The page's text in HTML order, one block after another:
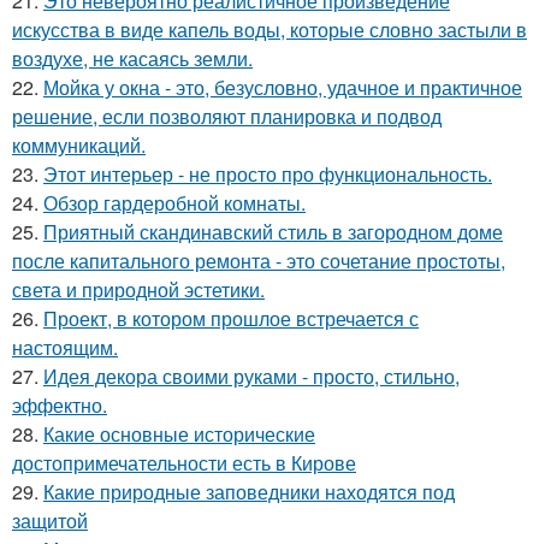
искусства в виде капель воды, которые словно застыли в
воздухе, не касаясь земли.
22. Мойка у окна - это, безусловно, удачное и практичное
решение, если позволяют планировка и подвод
коммуникаций.
23. Этот интерьер - не просто про функциональность.
24. Обзор гардеробной комнаты.
25. Приятный скандинавский стиль в загородном доме
после капитального ремонта - это сочетание простоты,
света и природной эстетики.
26. Проект, в котором прошлое встречается с
настоящим.
27. Идея декора своими руками - просто, стильно,
эффектно.
28. Какие основные исторические
достопримечательности есть в Кирове
29. Какие природные заповедники находятся под
защитой